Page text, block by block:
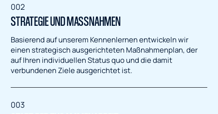
002
STRATEGIE UND MASSNAHMEN
Basierend auf unserem Kennenlernen entwickeln wir
einen strategisch ausgerichteten Maßnahmenplan, der
auf Ihren individuellen Status quo und die damit
verbundenen Ziele ausgerichtet ist.
003